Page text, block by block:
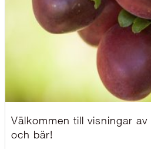
Välkommen till visningar
och bär!